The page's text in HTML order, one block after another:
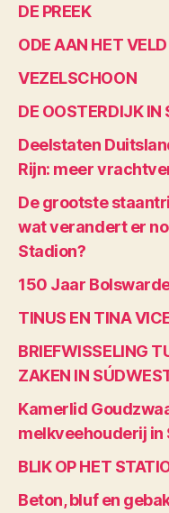
DE PREEK
ODE AAN HET VELD
VEZELSCHOON
DE OOSTERDIJK IN
Deelstaten
Rijn: meer
De grootste
wat verandert er
Stadion?
150 Jaar
TINUS EN TINA
BRIEFWISSELING
ZAKEN IN
Kamerlid
melkveehouderij
BLIK OP HET
Beton, bluf en